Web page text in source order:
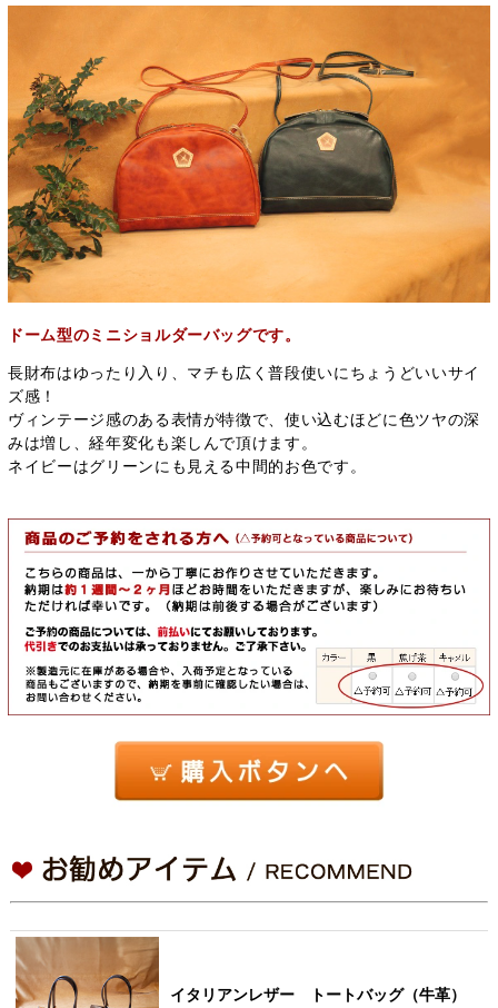
ドーム型のミニショルダーバッグです。
長財布はゆったり入り、マチも広く普段使いにちょうどいいサイ
ズ感！
ヴィンテージ感のある表情が特徴で、使い込むほどに色ツヤの深
みは増し、経年変化も楽しんで頂けます。
ネイビーはグリーンにも見える中間的お色です。
イタリアンレザー トートバッグ（牛革）